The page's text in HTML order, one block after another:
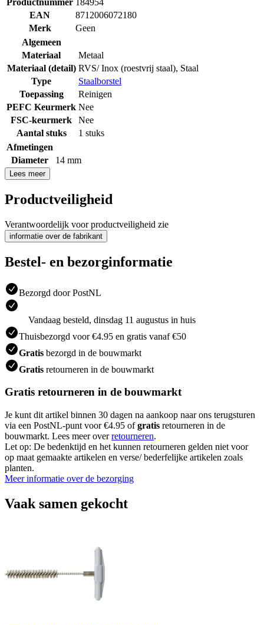
Productnummer
184954
EAN
8712006072180
Merk
Geen
Algemeen
Materiaal
Metaal
Materiaal (detail) RVS/ Inox (roestvrij staal), Staal
Type
Staalborstel
Toepassing
Reinigen
PEFC Keurmerk Nee
FSC-keurmerk
Nee
Aantal stuks
1 stuks
Afmetingen
Diameter
14 mm
Lees meer
Productveiligheid
Verantwoordelijk voor productveiligheid zie
informatie over de fabrikant
Bestel- en bezorginformatie
Bezorgd door PostNL
Vandaag besteld, dinsdag 11 augustus in huis
Thuisbezorgd voor €4.95 en gratis vanaf €50
Gratis bezorgd in de bouwmarkt
Gratis retourneren in de bouwmarkt
Gratis retourneren in de bouwmarkt
Je kunt dit artikel binnen 30 dagen na aankoop naar ons terugsturen
via een PostNL-punt voor €4.95 ofgratis retourneren in de
bouwmarkt. Lees meer overretourneren.
Let op: De bedenktijd en het kunnen retourneren gelden niet voor
op maat gemaakte artikelen en verse/ bederfelijke artikelen zoals
planten.
Meer informatie over de bezorging
Vaak samen gekocht